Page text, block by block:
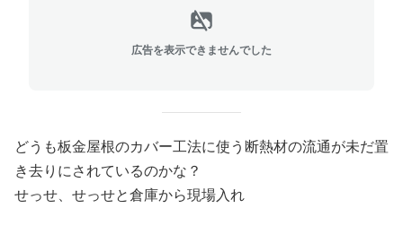
広告を表示できませんでした
どうも板金屋根のカバー工法に使う断熱材の流通が未だ置
き去りにされているのかな？
せっせ、せっせと倉庫から現場入れ